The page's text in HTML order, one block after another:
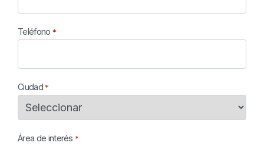
Teléfono *
Ciudad *
Área de interés *